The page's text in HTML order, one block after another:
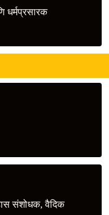
धर्मप्रसारक
संशोधक, वैदिक